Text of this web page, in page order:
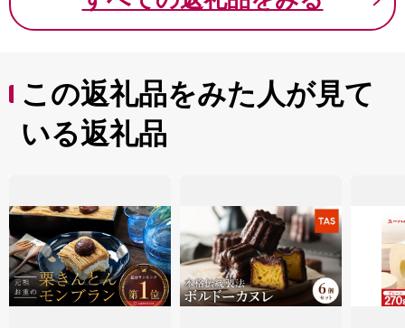
この返礼品をみた人が見て
いる返礼品